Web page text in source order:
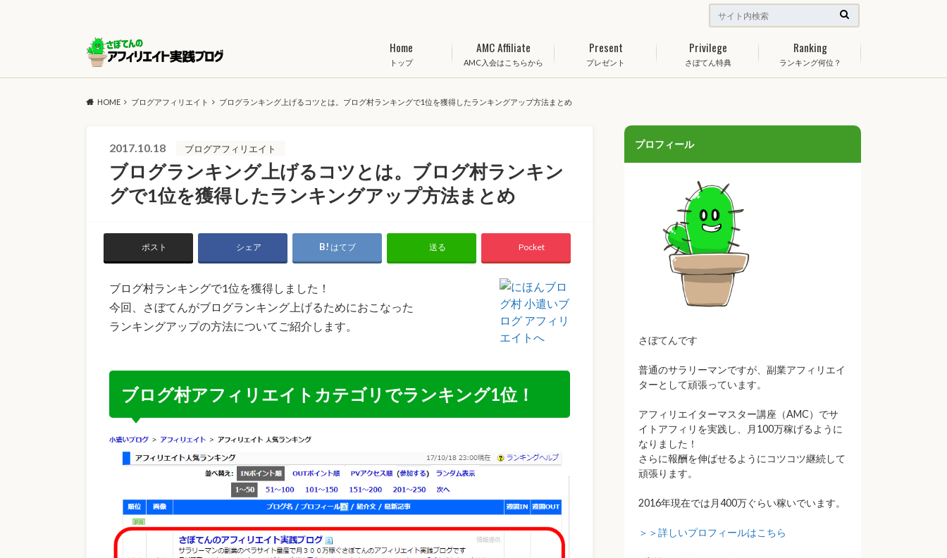
トップ
Home
AMC入会はこちらから
AMC Affiliate
プレゼント
Present
さぼてん特典
Privilege
ランキング何位？
Ranking
HOME ブログアフィリエイト ブログランキング上げるコツとは。ブログ村ランキングで1位を獲得したランキングアップ方法まとめ
2017.10.18 ブログアフィリエイト
ブログランキング上げるコツとは。ブログ村ランキン
グで1位を獲得したランキングアップ方法まとめ
ポスト シェア はてブ 送る Pocket
ブログ村ランキングで1位を獲得しました！
今回、さぼてんがブログランキング上げるためにおこなった
ランキングアップの方法についてご紹介します。
ブログ村アフィリエイトカテゴリでランキング1位！
プロフィール
さぼてんです
普通のサラリーマンですが、副業アフィリエイ
ターとして頑張っています。
アフィリエイターマスター講座（AMC）でサ
イトアフィリを実践し、月100万稼げるように
なりました！
さらに報酬を伸ばせるようにコツコツ継続して
頑張ります。
2016年現在では月400万ぐらい稼いでいます。
＞＞詳しいプロフィールはこちら